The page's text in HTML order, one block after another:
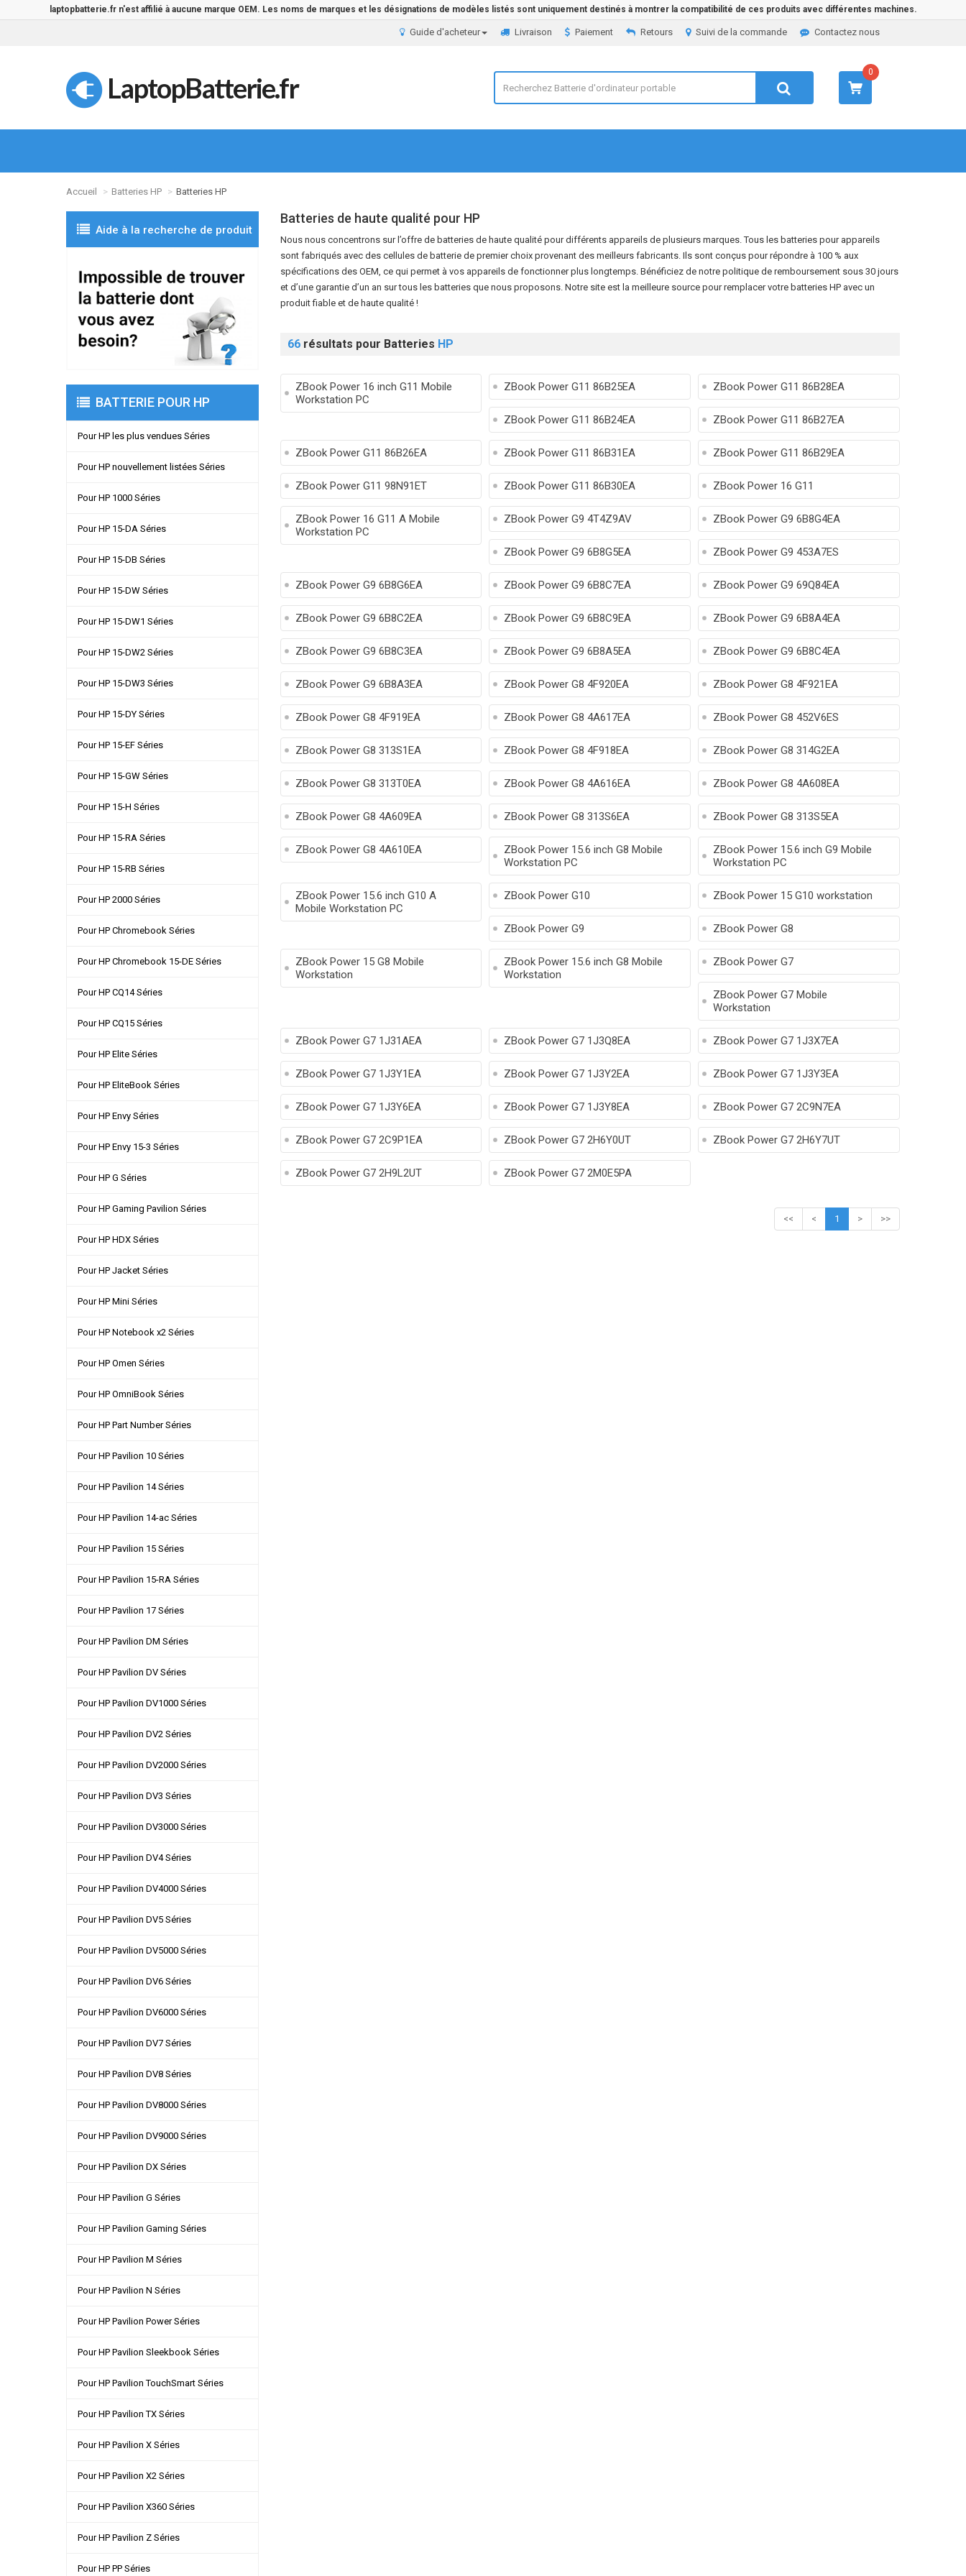
laptopbatterie.fr n'est affilié à aucune marque OEM. Les noms de marques et les désignations de modèles listés sont uniquement destinés à montrer la compatibilité de ces produits avec différentes machines.
Contactez nous
Suivi de la commande
Retours
Paiement
Livraison
Guide d'acheteur
LaptopBatterie.fr 0
Accueil Batteries HP Batteries HP
Batteries de haute qualité pour HP
Nous nous concentrons sur l’offre de batteries de haute qualité pour différents appareils de plusieurs marques. Tous les batteries pour appareils
sont fabriqués avec des cellules de batterie de premier choix provenant des meilleurs fabricants. Ils sont conçus pour répondre à 100 % aux
spécifications des OEM, ce qui permet à vos appareils de fonctionner plus longtemps. Bénéficiez de notre politique de remboursement sous 30 jours
et d’une garantie d’un an sur tous les batteries que nous proposons. Notre site est la meilleure source pour remplacer votre batteries HP avec un
produit fiable et de haute qualité !
66résultats pour Batteries HP
ZBook Power 16 inch G11 Mobile
Workstation PC
ZBook Power G11 86B25EA ZBook Power G11 86B28EA
ZBook Power G11 86B24EA ZBook Power G11 86B27EA
ZBook Power G11 86B26EA ZBook Power G11 86B31EA ZBook Power G11 86B29EA
ZBook Power G11 98N91ET ZBook Power G11 86B30EA ZBook Power 16 G11
ZBook Power 16 G11 A Mobile
Workstation PC
ZBook Power G9 4T4Z9AV ZBook Power G9 6B8G4EA
ZBook Power G9 6B8G5EA ZBook Power G9 453A7ES
ZBook Power G9 6B8G6EA ZBook Power G9 6B8C7EA ZBook Power G9 69Q84EA
ZBook Power G9 6B8C2EA ZBook Power G9 6B8C9EA ZBook Power G9 6B8A4EA
ZBook Power G9 6B8C3EA ZBook Power G9 6B8A5EA ZBook Power G9 6B8C4EA
ZBook Power G9 6B8A3EA ZBook Power G8 4F920EA ZBook Power G8 4F921EA
ZBook Power G8 4F919EA ZBook Power G8 4A617EA ZBook Power G8 452V6ES
ZBook Power G8 313S1EA ZBook Power G8 4F918EA ZBook Power G8 314G2EA
ZBook Power G8 313T0EA ZBook Power G8 4A616EA ZBook Power G8 4A608EA
ZBook Power G8 4A609EA ZBook Power G8 313S6EA ZBook Power G8 313S5EA
ZBook Power G8 4A610EA
ZBook Power 15.6 inch G8 Mobile
Workstation PC
ZBook Power 15.6 inch G9 Mobile
Workstation PC
ZBook Power 15.6 inch G10 A
Mobile Workstation PC
ZBook Power G10 ZBook Power 15 G10 workstation
ZBook Power G9 ZBook Power G8
ZBook Power 15 G8 Mobile
Workstation
ZBook Power 15.6 inch G8 Mobile
Workstation
ZBook Power G7
ZBook Power G7 Mobile
Workstation
ZBook Power G7 1J31AEA ZBook Power G7 1J3Q8EA ZBook Power G7 1J3X7EA
ZBook Power G7 1J3Y1EA ZBook Power G7 1J3Y2EA ZBook Power G7 1J3Y3EA
ZBook Power G7 1J3Y6EA ZBook Power G7 1J3Y8EA ZBook Power G7 2C9N7EA
ZBook Power G7 2C9P1EA ZBook Power G7 2H6Y0UT ZBook Power G7 2H6Y7UT
ZBook Power G7 2H9L2UT ZBook Power G7 2M0E5PA
<< < 1 > >>
Aide à la recherche de produit
BATTERIE POUR HP
Pour HP les plus vendues Séries
Pour HP nouvellement listées Séries
Pour HP 1000 Séries
Pour HP 15-DA Séries
Pour HP 15-DB Séries
Pour HP 15-DW Séries
Pour HP 15-DW1 Séries
Pour HP 15-DW2 Séries
Pour HP 15-DW3 Séries
Pour HP 15-DY Séries
Pour HP 15-EF Séries
Pour HP 15-GW Séries
Pour HP 15-H Séries
Pour HP 15-RA Séries
Pour HP 15-RB Séries
Pour HP 2000 Séries
Pour HP Chromebook Séries
Pour HP Chromebook 15-DE Séries
Pour HP CQ14 Séries
Pour HP CQ15 Séries
Pour HP Elite Séries
Pour HP EliteBook Séries
Pour HP Envy Séries
Pour HP Envy 15-3 Séries
Pour HP G Séries
Pour HP Gaming Pavilion Séries
Pour HP HDX Séries
Pour HP Jacket Séries
Pour HP Mini Séries
Pour HP Notebook x2 Séries
Pour HP Omen Séries
Pour HP OmniBook Séries
Pour HP Part Number Séries
Pour HP Pavilion 10 Séries
Pour HP Pavilion 14 Séries
Pour HP Pavilion 14-ac Séries
Pour HP Pavilion 15 Séries
Pour HP Pavilion 15-RA Séries
Pour HP Pavilion 17 Séries
Pour HP Pavilion DM Séries
Pour HP Pavilion DV Séries
Pour HP Pavilion DV1000 Séries
Pour HP Pavilion DV2 Séries
Pour HP Pavilion DV2000 Séries
Pour HP Pavilion DV3 Séries
Pour HP Pavilion DV3000 Séries
Pour HP Pavilion DV4 Séries
Pour HP Pavilion DV4000 Séries
Pour HP Pavilion DV5 Séries
Pour HP Pavilion DV5000 Séries
Pour HP Pavilion DV6 Séries
Pour HP Pavilion DV6000 Séries
Pour HP Pavilion DV7 Séries
Pour HP Pavilion DV8 Séries
Pour HP Pavilion DV8000 Séries
Pour HP Pavilion DV9000 Séries
Pour HP Pavilion DX Séries
Pour HP Pavilion G Séries
Pour HP Pavilion Gaming Séries
Pour HP Pavilion M Séries
Pour HP Pavilion N Séries
Pour HP Pavilion Power Séries
Pour HP Pavilion Sleekbook Séries
Pour HP Pavilion TouchSmart Séries
Pour HP Pavilion TX Séries
Pour HP Pavilion X Séries
Pour HP Pavilion X2 Séries
Pour HP Pavilion X360 Séries
Pour HP Pavilion Z Séries
Pour HP PP Séries